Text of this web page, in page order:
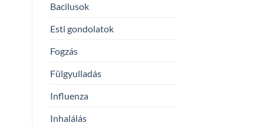
Bacilusok
Esti gondolatok
Fogzás
Fülgyulladás
Influenza
Inhalálás